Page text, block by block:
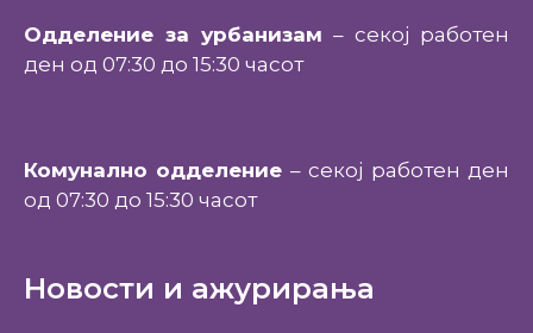
Одделение за урбанизам – секој работен
ден од 07:30 до 15:30 часот
Комунално одделение – секој работен ден
од 07:30 до 15:30 часот
Новости и ажурирања